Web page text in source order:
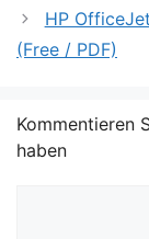
HP
(Free / PDF)
Kommentieren
haben